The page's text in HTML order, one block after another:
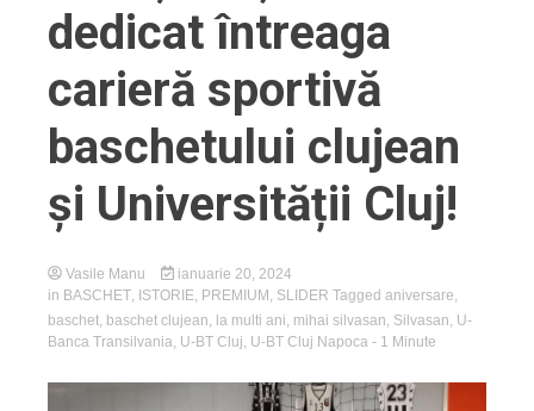
dedicat întreaga
carieră sportivă
baschetului clujean
și Universității Cluj!
Vasile Manu
ianuarie 20, 2024
in BASCHET ISTORIE PREMIUM SLIDER Tagged aniversare
baschet baschet clujean la multi ani mihai silvasan Silvasan U-
Banca Transilvania U-BT Cluj U-BT Cluj Napoca - 1 Minute